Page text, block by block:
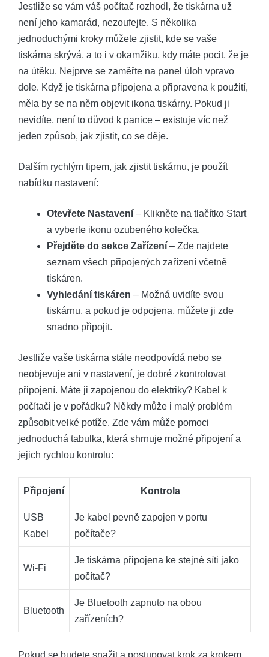
Jestliže se vám váš počítač rozhodl, že tiskárna už
není jeho kamarád, nezoufejte. S několika
jednoduchými kroky můžete zjistit, kde se vaše
tiskárna skrývá, a to i v okamžiku, kdy máte pocit, že je
na útěku. Nejprve se zaměřte na panel úloh vpravo
dole. Když je tiskárna připojena a připravena k použití,
měla by se na něm objevit ikona tiskárny. Pokud ji
nevidíte, není to důvod k panice – existuje víc než
jeden způsob, jak zjistit, co se děje.
Dalším rychlým tipem, jak zjistit tiskárnu, je použít
nabídku nastavení:
Otevřete Nastavení – Klikněte na tlačítko Start
a vyberte ikonu ozubeného kolečka.
Přejděte do sekce Zařízení – Zde najdete
seznam všech připojených zařízení včetně
tiskáren.
Vyhledání tiskáren – Možná uvidíte svou
tiskárnu, a pokud je odpojena, můžete ji zde
snadno připojit.
Jestliže vaše tiskárna stále neodpovídá nebo se
neobjevuje ani v nastavení, je dobré zkontrolovat
připojení. Máte ji zapojenou do elektriky? Kabel k
počítači je v pořádku? Někdy může i malý problém
způsobit velké potíže. Zde vám může pomoci
jednoduchá tabulka, která shrnuje možné připojení a
jejich rychlou kontrolu:
Připojení Kontrola
USB
Kabel
Je kabel pevně zapojen v portu
počítače?
Wi-Fi
Je tiskárna připojena ke stejné síti jako
počítač?
Bluetooth
Je Bluetooth zapnuto na obou
zařízeních?